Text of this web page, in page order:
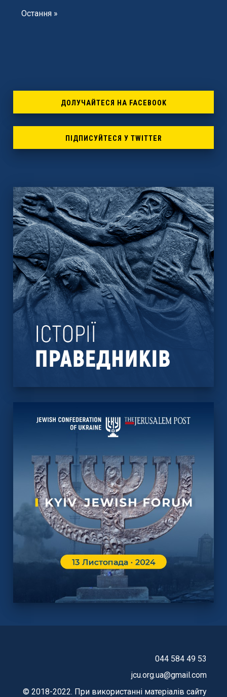
Last
Остання »
ДОЛУЧАЙТЕСЯ НА FACEBOOK
ПІДПИСУЙТЕСЯ У TWITTER
044 584 49 53
jcu.org.ua@gmail.com
© 2018-2022. При використанні матеріалів сайту